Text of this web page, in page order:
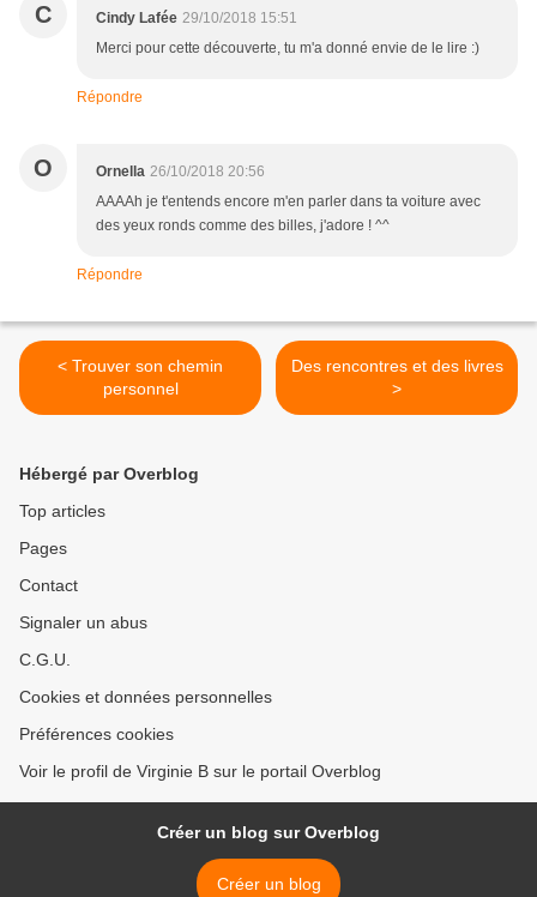
C Cindy Lafée 29/10/2018 15:51
Merci pour cette découverte, tu m'a donné envie de le lire :)
Répondre
O Ornella 26/10/2018 20:56
AAAAh je t'entends encore m'en parler dans ta voiture avec
des yeux ronds comme des billes, j'adore ! ^^
Répondre
< Trouver son chemin
personnel
Des rencontres et des livres
>
Hébergé par Overblog
Top articles
Pages
Contact
Signaler un abus
C.G.U.
Cookies et données personnelles
Préférences cookies
Voir le profil de Virginie B sur le portail Overblog
Créer un blog sur Overblog
Créer un blog